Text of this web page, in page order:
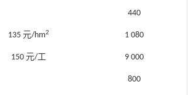
440
135 元/hm2 1 080
150 元/工 9 000
800